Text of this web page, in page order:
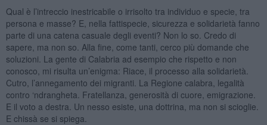
Qual è l’intreccio inestricabile o irrisolto tra individuo e specie, tra
persona e masse? E, nella fattispecie, sicurezza e solidarietà fanno
parte di una catena casuale degli eventi? Non lo so. Credo di
sapere, ma non so. Alla fine, come tanti, cerco più domande che
soluzioni. La gente di Calabria ad esempio che rispetto e non
conosco, mi risulta un’enigma: Riace, il processo alla solidarietà.
Cutro, l’annegamento dei migranti. La Regione calabra, legalità
contro ‘ndrangheta. Fratellanza, generosità di cuore, emigrazione.
E il voto a destra. Un nesso esiste, una dottrina, ma non si scioglie.
E chissà se si spiega.